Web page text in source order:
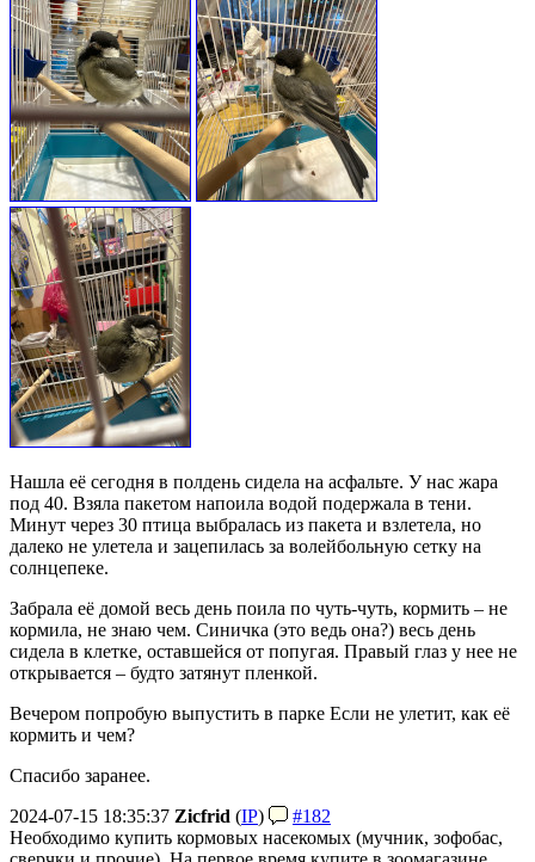
Нашла её сегодня в полдень сидела на асфальте. У нас жара
под 40. Взяла пакетом напоила водой подержала в тени.
Минут через 30 птица выбралась из пакета и взлетела, но
далеко не улетела и зацепилась за волейбольную сетку на
солнцепеке.
Забрала её домой весь день поила по чуть-чуть, кормить – не
кормила, не знаю чем. Синичка (это ведь она?) весь день
сидела в клетке, оставшейся от попугая. Правый глаз у нее не
открывается – будто затянут пленкой.
Вечером попробую выпустить в парке Если не улетит, как её
кормить и чем?
Спасибо заранее.
2024-07-15 18:35:37 Zicfrid (IP)
#182
Необходимо купить кормовых насекомых (мучник, зофобас,